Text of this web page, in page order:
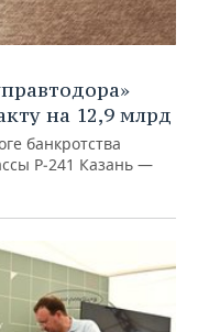
на 12,9 млрд
банкротства
Р‑241 Казань —